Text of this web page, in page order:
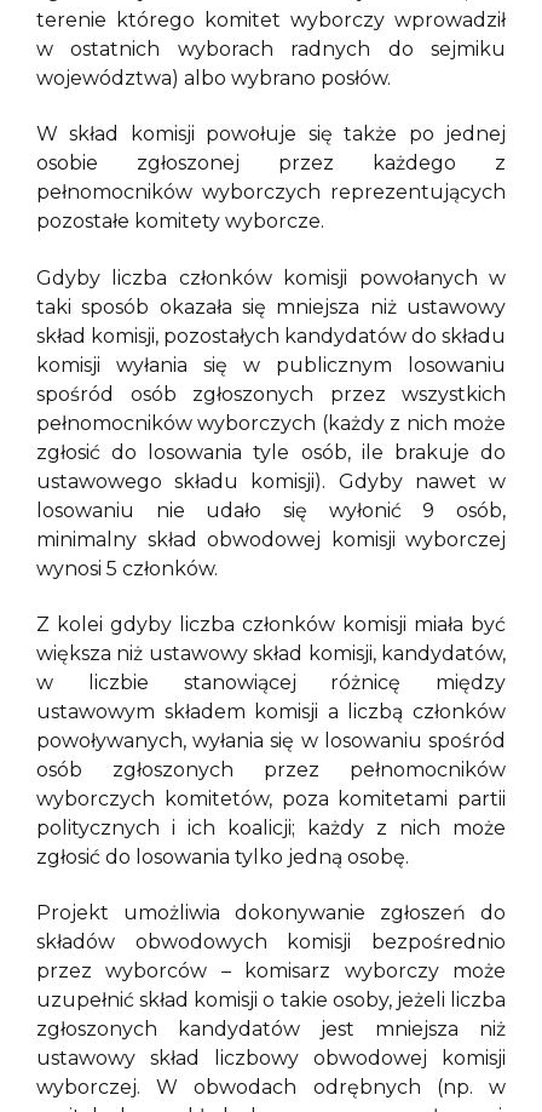
terenie którego komitet wyborczy wprowadził
w ostatnich wyborach radnych do sejmiku
województwa) albo wybrano posłów.
W skład komisji powołuje się także po jednej
osobie zgłoszonej przez każdego z
pełnomocników wyborczych reprezentujących
pozostałe komitety wyborcze.
Gdyby liczba członków komisji powołanych w
taki sposób okazała się mniejsza niż ustawowy
skład komisji, pozostałych kandydatów do składu
komisji wyłania się w publicznym losowaniu
spośród osób zgłoszonych przez wszystkich
pełnomocników wyborczych (każdy z nich może
zgłosić do losowania tyle osób, ile brakuje do
ustawowego składu komisji). Gdyby nawet w
losowaniu nie udało się wyłonić 9 osób,
minimalny skład obwodowej komisji wyborczej
wynosi 5 członków.
Z kolei gdyby liczba członków komisji miała być
większa niż ustawowy skład komisji, kandydatów,
w liczbie stanowiącej różnicę między
ustawowym składem komisji a liczbą członków
powoływanych, wyłania się w losowaniu spośród
osób zgłoszonych przez pełnomocników
wyborczych komitetów, poza komitetami partii
politycznych i ich koalicji; każdy z nich może
zgłosić do losowania tylko jedną osobę.
Projekt umożliwia dokonywanie zgłoszeń do
składów obwodowych komisji bezpośrednio
przez wyborców – komisarz wyborczy może
uzupełnić skład komisji o takie osoby, jeżeli liczba
zgłoszonych kandydatów jest mniejsza niż
ustawowy skład liczbowy obwodowej komisji
wyborczej. W obwodach odrębnych (np. w